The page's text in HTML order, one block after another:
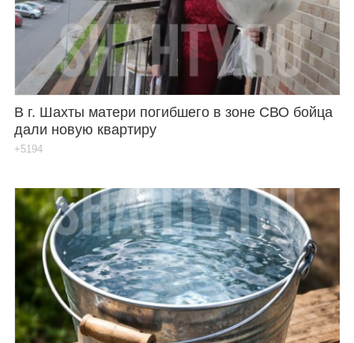
В г. Шахты матери погибшего в зоне СВО бойца
дали новую квартиру
+5194